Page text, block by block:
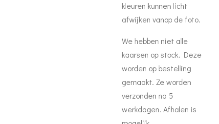
kleuren kunnen licht
afwijken vanop de foto.
We hebben niet alle
kaarsen op stock. Deze
worden op bestelling
gemaakt. Ze worden
verzonden na 5
werkdagen. Afhalen is